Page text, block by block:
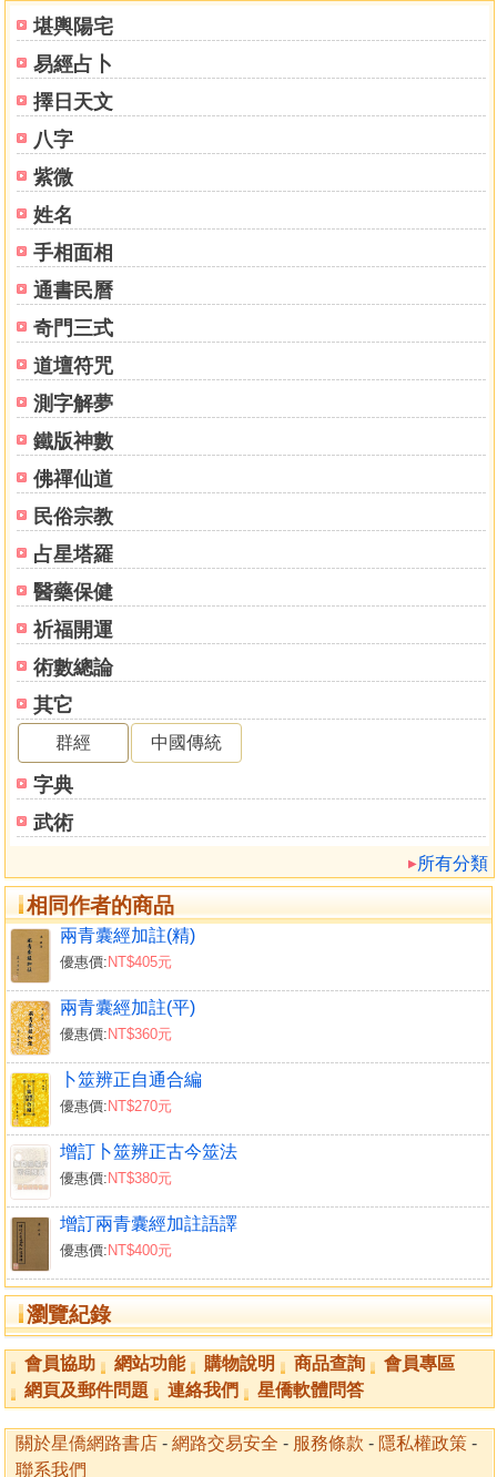
堪輿陽宅
易經占卜
擇日天文
八字
紫微
姓名
手相面相
通書民曆
奇門三式
道壇符咒
測字解夢
鐵版神數
佛禪仙道
民俗宗教
占星塔羅
醫藥保健
祈福開運
術數總論
其它
群經 中國傳統
字典
武術
所有分類
相同作者的商品
兩青囊經加註(精)
優惠價: NT$405元
兩青囊經加註(平)
優惠價: NT$360元
卜筮辨正自通合編
優惠價: NT$270元
增訂卜筮辨正古今筮法
優惠價: NT$380元
增訂兩青囊經加註語譯
優惠價: NT$400元
瀏覽紀錄
六爻安靜訣
六爻辭動訣
忌神歌
原神元神歌
用神不出卦訣
用神空亡訣
用神發動訣
日辰訣
六親發動訣
六梘變化歌
進神退神起例
絕處逢生
暗動與動散
特殊名詞釋鬿
用神皆數取用
論斷綜議
世應兩爻與用神關係
用神討論
原神、忌神、仇神討論
六合
六沖
卦爻反復
關於生旺墓訣
分占法
占終身財福
占終身功名有無
店壽年
占求財
占婚姻
占婚有無子
占懷胎平安與生男女
占疾病
吉凶相應綜述
四、名著選錄
何知章
通玄賦
碎金賦
天玄賦
關于占天時者
關于占地理者
關于占國朝者
關于占家宅者
關于占身命者
關于占婚姻者
關于占生產者
關于占仕勻者
關于占求財者
關于占出行者
關于占行人者
關于占詞訟者
關于占疾病者
關于占盜賊者
五、卜筮程序
會員協助 網站功能 購物說明 商品查詢
會員專區
網頁及郵件問題
連絡我們 星僑軟體問答
關於星僑網路書店 - 網路交易安全 - 服務條款 - 隱私權政策 -
聯系我們